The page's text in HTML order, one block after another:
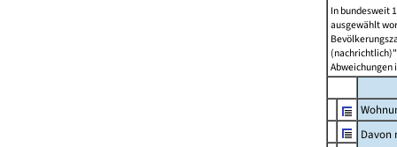
In bundesweit
ausgewählt
Abweichungen
Davon